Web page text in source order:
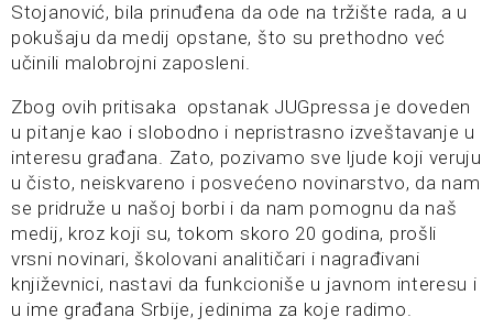
Stojanović, bila prinuđena da ode na tržište rada, a u
pokušaju da medij opstane, što su prethodno već
učinili malobrojni zaposleni.
Zbog ovih pritisaka opstanak JUGpressa je doveden
u pitanje kao i slobodno i nepristrasno izveštavanje u
interesu građana. Zato, pozivamo sve ljude koji veruju
u čisto, neiskvareno i posvećeno novinarstvo, da nam
se pridruže u našoj borbi i da nam pomognu da naš
medij, kroz koji su, tokom skoro 20 godina, prošli
vrsni novinari, školovani analitičari i nagrađivani
književnici, nastavi da funkcioniše u javnom interesu i
u ime građana Srbije, jedinima za koje radimo.